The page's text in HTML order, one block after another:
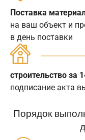
Поставка
на ваш объект и
в день поставки
строительство за
подписание акта
Порядок